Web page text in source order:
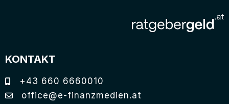
KONTAKT
+43 660 6660010
office@e-finanzmedien.at